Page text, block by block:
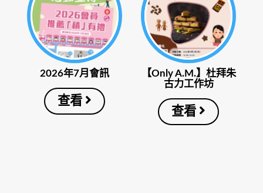
2026年7月會訊
查看
【Only A.M.】杜拜朱
古力工作坊
查看